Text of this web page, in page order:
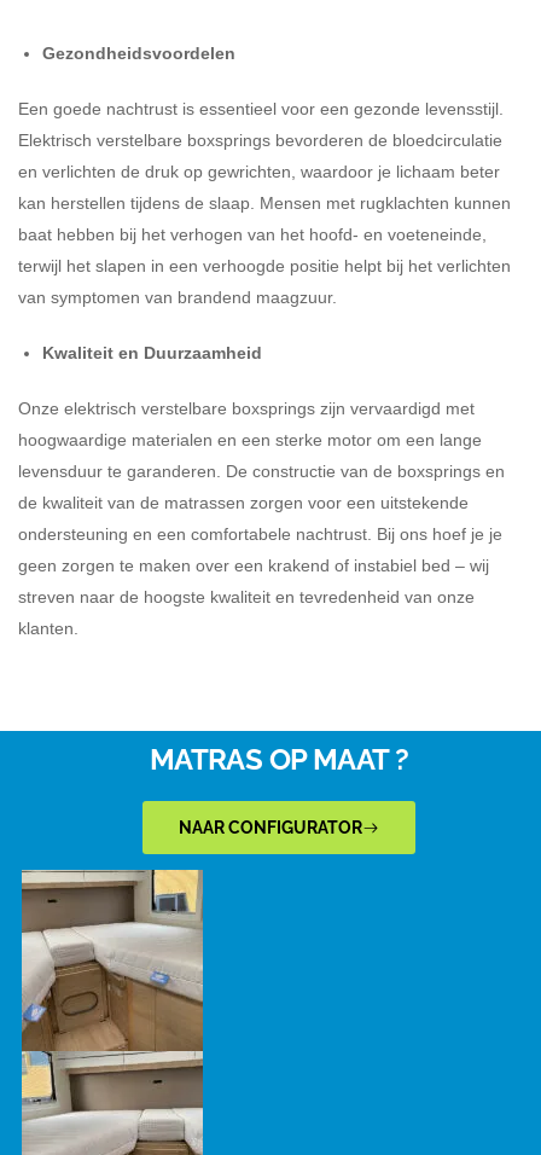
Gezondheidsvoordelen
Een goede nachtrust is essentieel voor een gezonde levensstijl.
Elektrisch verstelbare boxsprings bevorderen de bloedcirculatie
en verlichten de druk op gewrichten, waardoor je lichaam beter
kan herstellen tijdens de slaap. Mensen met rugklachten kunnen
baat hebben bij het verhogen van het hoofd- en voeteneinde,
terwijl het slapen in een verhoogde positie helpt bij het verlichten
van symptomen van brandend maagzuur.
Kwaliteit en Duurzaamheid
Onze elektrisch verstelbare boxsprings zijn vervaardigd met
hoogwaardige materialen en een sterke motor om een lange
levensduur te garanderen. De constructie van de boxsprings en
de kwaliteit van de matrassen zorgen voor een uitstekende
ondersteuning en een comfortabele nachtrust. Bij ons hoef je je
geen zorgen te maken over een krakend of instabiel bed – wij
streven naar de hoogste kwaliteit en tevredenheid van onze
klanten.
MATRAS OP MAAT ?
NAAR CONFIGURATOR